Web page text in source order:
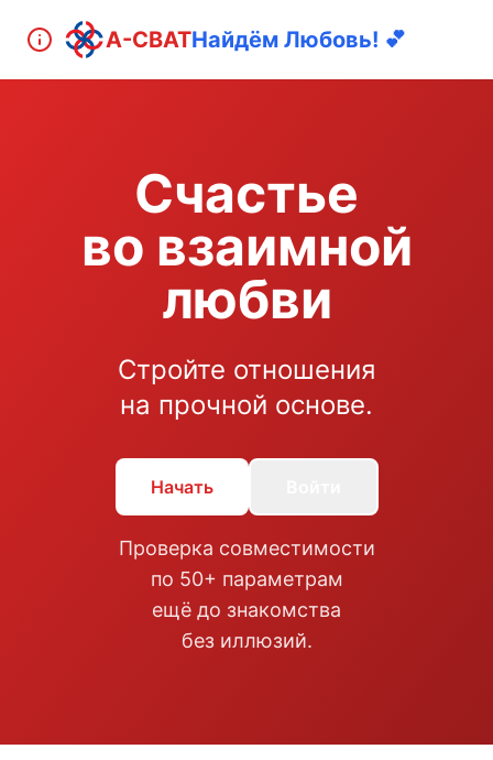
А-СВАТНайдём Любовь! 💕
Счастье
во взаимной
любви
Стройте отношения
на прочной основе.
Начать
Проверка совместимости
по 50+ параметрам
ещё до знакомства
без иллюзий.